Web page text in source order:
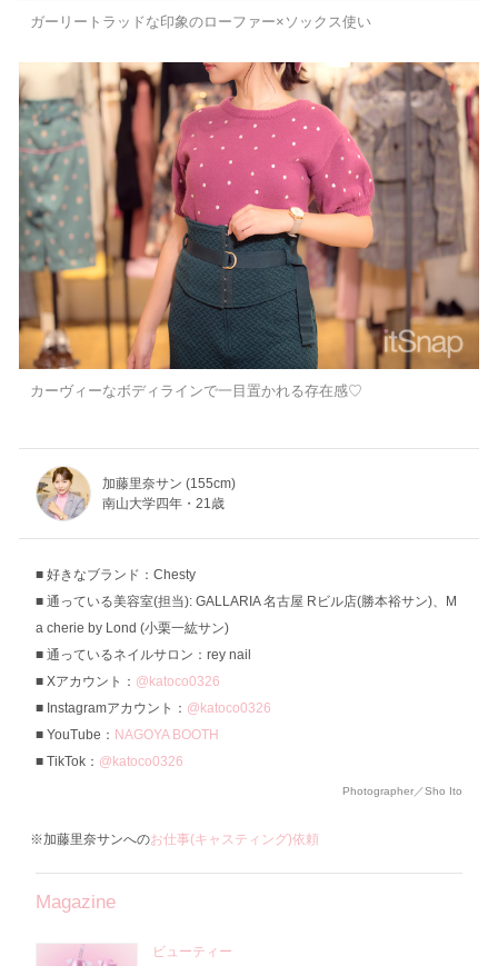
ガーリートラッドな印象のローファー×ソックス使い
カーヴィーなボディラインで一目置かれる存在感♡
加藤里奈サン (155cm)
南山大学四年・21歳
好きなブランド：Chesty
通っている美容室(担当): GALLARIA 名古屋 Rビル店(勝本裕サン)、M
a cherie by Lond (小栗一紘サン)
通っているネイルサロン：rey nail
Xアカウント： @katoco0326
Instagramアカウント： @katoco0326
YouTube： NAGOYA BOOTH
TikTok： @katoco0326
Photographer／Sho Ito
※加藤里奈サンへのお仕事(キャスティング)依頼
Magazine
ビューティー